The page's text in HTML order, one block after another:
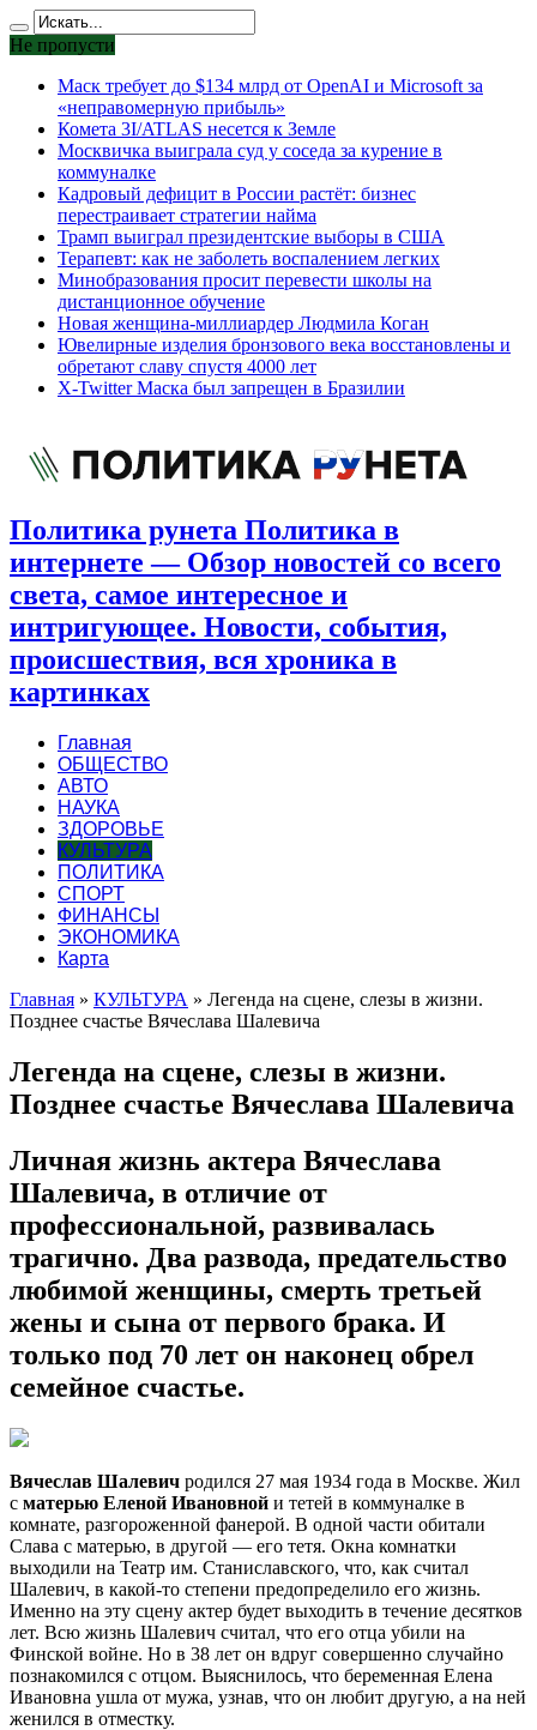
Не пропусти
Маск требует до $134 млрд от OpenAI и Microsoft за
«неправомерную прибыль»
Комета 3I/ATLAS несется к Земле
Москвичка выиграла суд у соседа за курение в
коммуналке
Кадровый дефицит в России растёт: бизнес
перестраивает стратегии найма
Трамп выиграл президентские выборы в США
Терапевт: как не заболеть воспалением легких
Минобразования просит перевести школы на
дистанционное обучение
Новая женщина-миллиардер Людмила Коган
Ювелирные изделия бронзового века восстановлены и
обретают славу спустя 4000 лет
X-Twitter Маска был запрещен в Бразилии
Политика рунета Политика в
интернете — Обзор новостей со всего
света, самое интересное и
интригующее. Новости, события,
происшествия, вся хроника в
картинках
Главная
ОБЩЕСТВО
АВТО
НАУКА
ЗДОРОВЬЕ
КУЛЬТУРА
ПОЛИТИКА
СПОРТ
ФИНАНСЫ
ЭКОНОМИКА
Карта
Главная » КУЛЬТУРА » Легенда на сцене, слезы в жизни.
Позднее счастье Вячеслава Шалевича
Легенда на сцене, слезы в жизни.
Позднее счастье Вячеслава Шалевича
Личная жизнь актера Вячеслава
Шалевича, в отличие от
профессиональной, развивалась
трагично. Два развода, предательство
любимой женщины, смерть третьей
жены и сына от первого брака. И
только под 70 лет он наконец обрел
семейное счастье.
Вячеслав Шалевич родился 27 мая 1934 года в Москве. Жил
с матерью Еленой Ивановной и тетей в коммуналке в
комнате, разгороженной фанерой. В одной части обитали
Слава с матерью, в другой — его тетя. Окна комнатки
выходили на Театр им. Станиславского, что, как считал
Шалевич, в какой-то степени предопределило его жизнь.
Именно на эту сцену актер будет выходить в течение десятков
лет. Всю жизнь Шалевич считал, что его отца убили на
Финской войне. Но в 38 лет он вдруг совершенно случайно
познакомился с отцом. Выяснилось, что беременная Елена
Ивановна ушла от мужа, узнав, что он любит другую, а на ней
женился в отместку.